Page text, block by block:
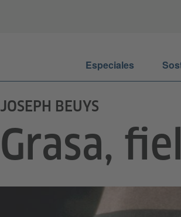
Especiales
JOSEPH BEUYS
Grasa,